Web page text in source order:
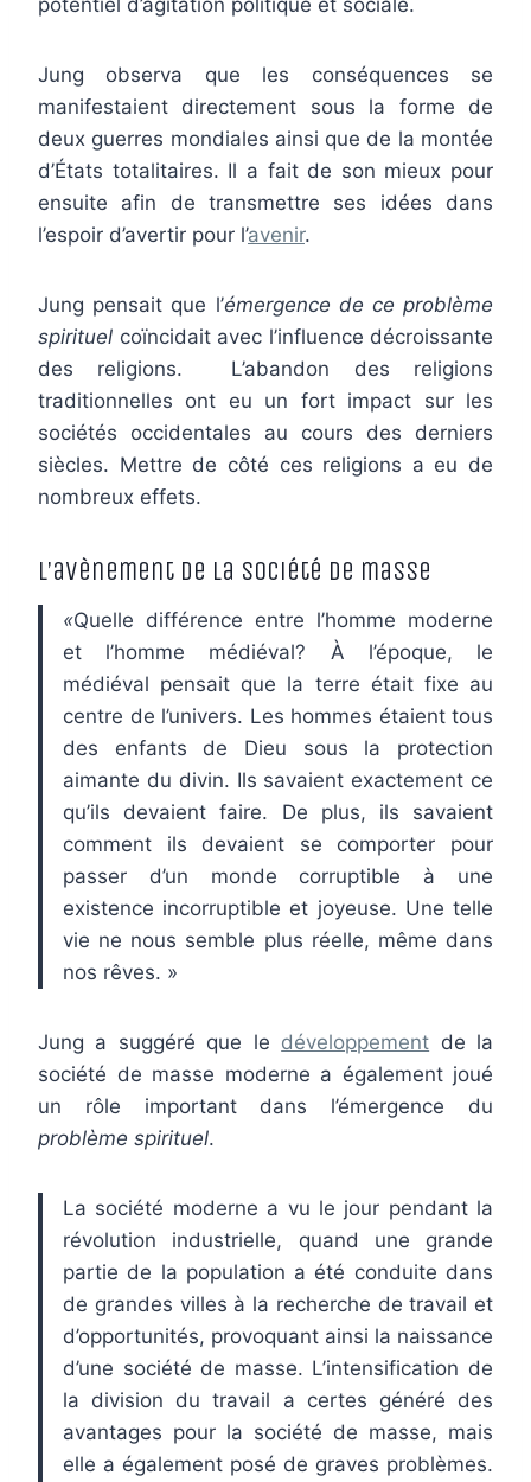
Jung observa que les conséquences se
manifestaient directement sous la forme de
deux guerres mondiales ainsi que de la montée
d’États totalitaires. Il a fait de son mieux pour
ensuite afin de transmettre ses idées dans
l’espoir d’avertir pour l’avenir.
Jung pensait que l’émergence de ce problème
spirituel coïncidait avec l’influence décroissante
des religions. L’abandon des religions
traditionnelles ont eu un fort impact sur les
sociétés occidentales au cours des derniers
siècles. Mettre de côté ces religions a eu de
nombreux effets.
L’avènement de la société de masse
«Quelle différence entre l’homme moderne
et l’homme médiéval? À l’époque, le
médiéval pensait que la terre était fixe au
centre de l’univers. Les hommes étaient tous
des enfants de Dieu sous la protection
aimante du divin. Ils savaient exactement ce
qu’ils devaient faire. De plus, ils savaient
comment ils devaient se comporter pour
passer d’un monde corruptible à une
existence incorruptible et joyeuse. Une telle
vie ne nous semble plus réelle, même dans
nos rêves. »
Jung a suggéré que le développement de la
société de masse moderne a également joué
un rôle important dans l’émergence du
problème spirituel.
La société moderne a vu le jour pendant la
révolution industrielle, quand une grande
partie de la population a été conduite dans
de grandes villes à la recherche de travail et
d’opportunités, provoquant ainsi la naissance
d’une société de masse. L’intensification de
la division du travail a certes généré des
avantages pour la société de masse, mais
elle a également posé de graves problèmes.